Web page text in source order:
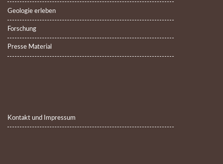
Geologie erleben
Forschung
Presse Material
Kontakt und Impressum